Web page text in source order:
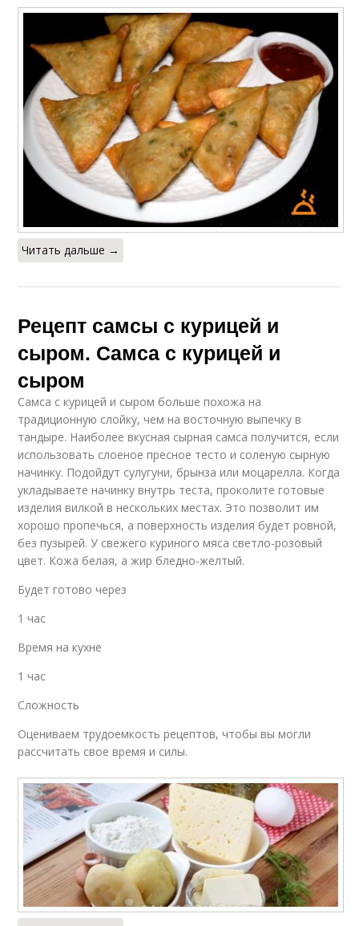
Читать дальше →
Рецепт самсы с курицей и
сыром. Самса с курицей и
сыром
Самса с курицей и сыром больше похожа на
традиционную слойку, чем на восточную выпечку в
тандыре. Наиболее вкусная сырная самса получится, если
использовать слоеное пресное тесто и соленую сырную
начинку. Подойдут сулугуни, брынза или моцарелла. Когда
укладываете начинку внутрь теста, проколите готовые
изделия вилкой в нескольких местах. Это позволит им
хорошо пропечься, а поверхность изделия будет ровной,
без пузырей. У свежего куриного мяса светло-розовый
цвет. Кожа белая, а жир бледно-желтый.
Будет готово через
1 час
Время на кухне
1 час
Сложность
Оцениваем трудоемкость рецептов, чтобы вы могли
рассчитать свое время и силы.